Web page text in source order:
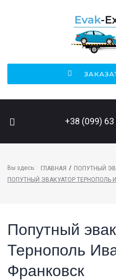
+38 (099) 63
Вы здесь: ГЛАВНАЯ / ПОПУТНЫЙ
ПОПУТНЫЙ ЭВАКУАТОР ТЕРНОПОЛЬ
Попутный
Тернополь
Франковск
ПОИСК НА САЙТЕ